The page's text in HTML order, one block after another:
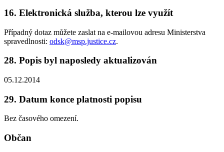
16. Elektronická služba, kterou lze využít
Případný dotaz můžete zaslat na e-mailovou adresu Ministerstva
spravedlnosti: odsk@msp.justice.cz.
28. Popis byl naposledy aktualizován
05.12.2014
29. Datum konce platnosti popisu
Bez časového omezení.
Občan